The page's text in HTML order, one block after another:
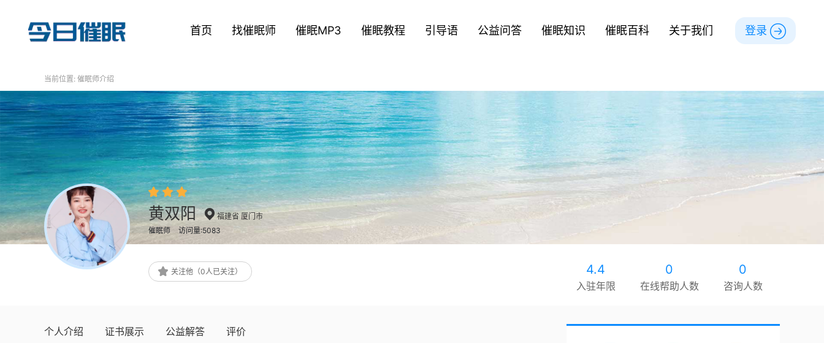
首页 找催眠师 催眠MP3 催眠教程 引导语 公益问答 催眠知识 催眠百科 关于我们 登录
当前位置: 催眠师介绍
黄双阳
福建省 厦门市
催眠师
访问量:5083
关注他（0人已关注） 4.4
入驻年限
0
在线帮助人数
0
咨询人数
个人介绍 证书展示 公益解答 评价